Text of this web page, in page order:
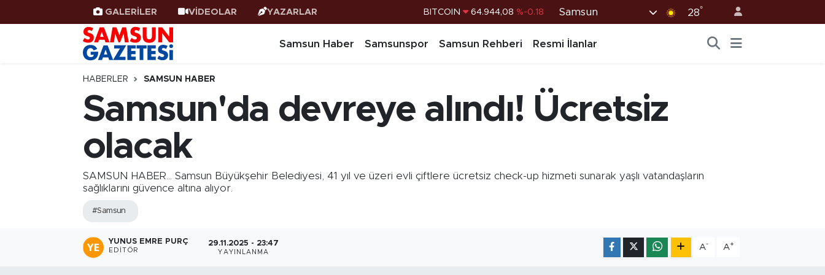
GALERİLER VİDEOLAR YAZARLAR DOLAR 47,7436 %0.18
BİST100 13.779
BITCOIN 64.944,08 %-0.18
Samsun 28°
Samsun Haber Samsunspor Samsun Rehberi Resmi İlanlar
HABERLER SAMSUN HABER
Samsun'da devreye alındı! Ücretsiz
olacak
SAMSUN HABER... Samsun Büyükşehir Belediyesi, 41 yıl ve üzeri evli çiftlere ücretsiz check-up hizmeti sunarak yaşlı vatandaşların
sağlıklarını güvence altına alıyor.
#Samsun
YUNUS EMRE PURÇ
EDITÖR
29.11.2025 - 23:47
YAYINLANMA
A- A+
Samsun Haber
Samsunspor
Samsun Rehberi
Resmi İlanlar
Samsun Nöbetçi Eczaneler
Samsun Hava Durumu
SAMSUN Namaz Vakitleri
Samsun Trafik Yoğunluk Haritası
Süper Lig Puan Durumu ve Fikstür